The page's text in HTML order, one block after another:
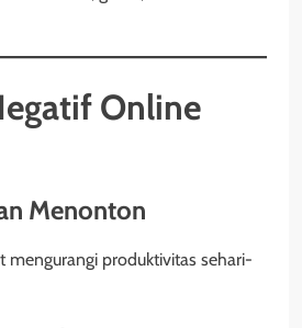
Online
Menonton
mengurangi produktivitas sehari-